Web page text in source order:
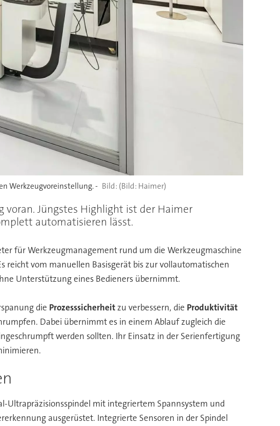
Werkzeugvoreinstellung. - (Bild: Haimer)
Jüngstes Highlight ist der Haimer
automatisieren lässt.
für Werkzeugmanagement rund um die Werkzeugmaschine
vom manuellen Basisgerät bis zur vollautomatischen
Unterstützung eines Bedieners übernimmt.
die Prozesssicherheitzu verbessern, die Produktivität
Dabei übernimmt es in einem Ablauf zugleich die
werden sollten. Ihr Einsatz in der Serienfertigung
Ultrapräzisionsspindel mit integriertem Spannsystem und
ausgerüstet. Integrierte Sensoren in der Spindel